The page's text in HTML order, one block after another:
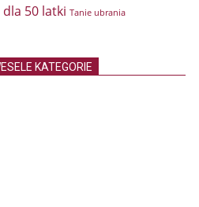
50 latki Tanie ubrania
KATEGORIE